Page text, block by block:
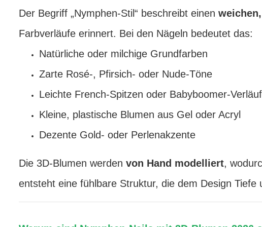
Der Begriff „Nymphen-Stil“ beschreibt einen
Farbverläufe erinnert. Bei den Nägeln bedeutet das:
Natürliche oder milchige Grundfarben
Zarte Rosé-, Pfirsich- oder Nude-Töne
Leichte French-Spitzen oder Babyboomer-
Kleine, plastische Blumen aus Gel oder Acryl
Dezente Gold- oder Perlenakzente
Die 3D-Blumen werden von Hand modelliert,
entsteht eine fühlbare Struktur, die dem Design Tiefe